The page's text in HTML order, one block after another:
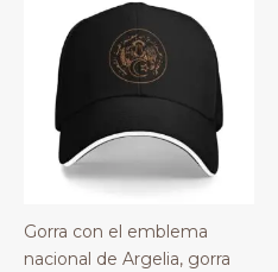
Gorra con el emblema
nacional de Argelia, gorra